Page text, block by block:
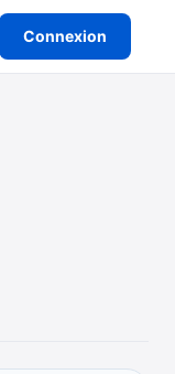
Connexion